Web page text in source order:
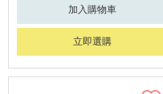
加入購物車
立即選購